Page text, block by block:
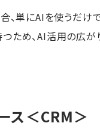
、単にAIを使うだけ
ため、AI活用の広が
ス＜CRM＞